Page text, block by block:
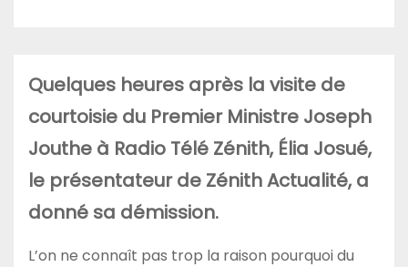
Quelques heures après la visite de
courtoisie du Premier Ministre Joseph
Jouthe à Radio Télé Zénith, Élia Josué,
le présentateur de Zénith Actualité, a
donné sa démission.
L’on ne connaît pas trop la raison pourquoi du